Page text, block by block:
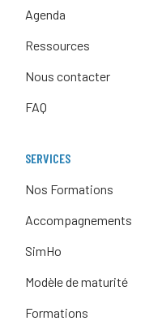
Agenda
Ressources
Nous contacter
FAQ
SERVICES
Nos Formations
Accompagnements
SimHo
Modèle de maturité
Formations